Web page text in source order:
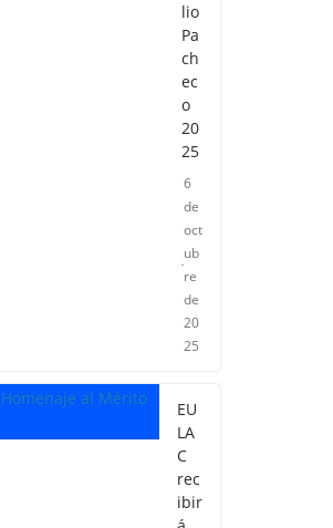
lio
Pa
ch
ec
o
20
25
6
de
oct
ub
re
de
20
25
EU
LA
C
rec
ibir